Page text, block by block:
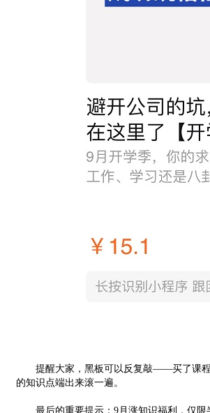
提醒大家，黑板可以反复敲——买了课程
的知识点端出来滚一遍。
最后的重要提示：9月涨知识福利，仅限